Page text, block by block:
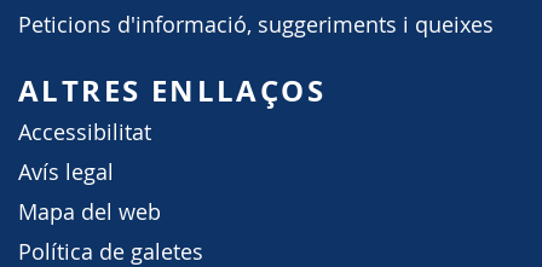
Peticions d'informació, suggeriments i queixes
ALTRES ENLLAÇOS
Accessibilitat
Avís legal
Mapa del web
Política de galetes